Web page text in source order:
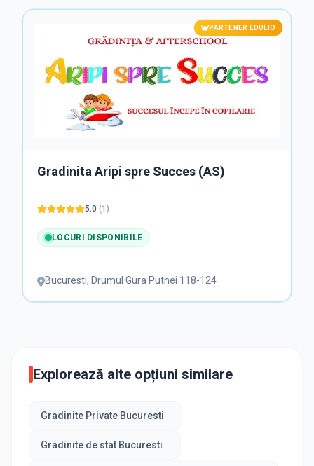
PARTENER EDULIO
Grădinița Aurora
5.0 (2 )
LOCURI DISPONIBILE
Romania
Explorează alte opțiuni similare
Gradinite Private Bucuresti
Gradinite de stat Bucuresti